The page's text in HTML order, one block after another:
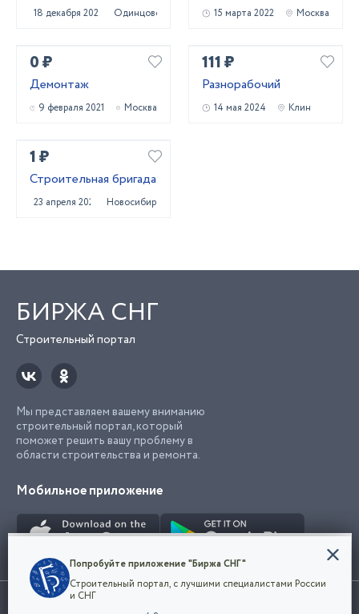
18 декабря 2020 Одинцово 15 марта 2022 Москва
0 ₽
Демонтаж
9 февраля 2021 Москва
111 ₽
Разнорабочий
14 мая 2024 Клин
1 ₽
Строительная бригада
23 апреля 2024 Новосибирск
БИРЖА СНГ
Строительный портал
Мы представляем вашему вниманию
строительный портал, который
поможет решить вашу проблему в
области строительства и ремонта.
Мобильное приложение
Использование сайта, в том числе подача объявлений, означает
Конфиденциальность
Мы используем файлы cookie, чтобы сделать
наш сайт удобным для каждого
Попробуйте приложение "Биржа СНГ"
Строительный портал, с лучшими специалистами России
и СНГ